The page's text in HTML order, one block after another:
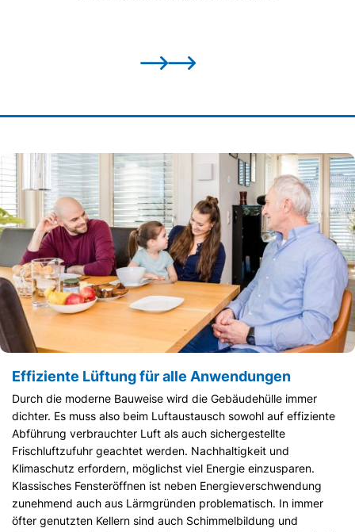
Effiziente Lüftung für alle Anwendungen
Durch die moderne Bauweise wird die Gebäudehülle immer
dichter. Es muss also beim Luftaustausch sowohl auf effiziente
Abführung verbrauchter Luft als auch sichergestellte
Frischluftzufuhr geachtet werden. Nachhaltigkeit und
Klimaschutz erfordern, möglichst viel Energie einzusparen.
Klassisches Fensteröffnen ist neben Energieverschwendung
zunehmend auch aus Lärmgründen problematisch. In immer
öfter genutzten Kellern sind auch Schimmelbildung und